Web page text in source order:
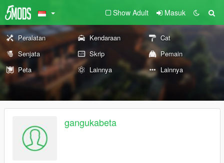
Show Adult Masuk
Peralatan Kendaraan
Cat
Senjata
Skrip
Pemain
Peta
Lainnya Lainnya
gangukabeta